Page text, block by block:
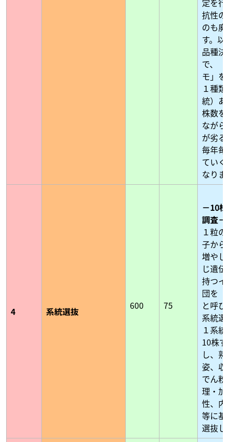
定を
抗性の
のも
す。以
品種決
で、「
モ」を
１種
統）あ
株数を
なが
が劣
毎年毎
てい
なりま
4 系統選抜 600 75
－10
調査－
１粒
子から
増やし
じ遺
持つイ
団を
と呼
系統
１系
10株
し、
姿、収
でん
理・加
性、内
等に基
選抜し